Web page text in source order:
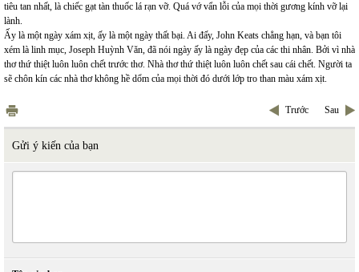
tiêu tan nhất, là chiếc gạt tàn thuốc lá rạn vỡ. Quá vớ vẩn lỗi của mọi thời gương kính vỡ lại
lành.
Ấy là một ngày xám xịt, ấy là một ngày thất bại. Ai đấy, John Keats chẳng hạn, và bạn tôi
xém là linh mục, Joseph Huỳnh Văn, đã nói ngày ấy là ngày đẹp của các thi nhân. Bởi vì nhà
thơ thứ thiệt luôn luôn chết trước thơ. Nhà thơ thứ thiệt luôn luôn chết sau cái chết. Người ta
sẽ chôn kín các nhà thơ không hề dổm của mọi thời đó dưới lớp tro than màu xám xịt.
Trước Sau
Gửi ý kiến của bạn